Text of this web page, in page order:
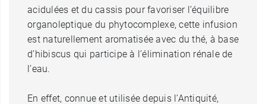
acidulées et du cassis pour favoriser l’équilibre
organoleptique du phytocomplexe, cette infusion
est naturellement aromatisée avec du thé, à base
d’hibiscus qui participe à l’élimination rénale de
l’eau.
En effet, connue et utilisée depuis l’Antiquité,